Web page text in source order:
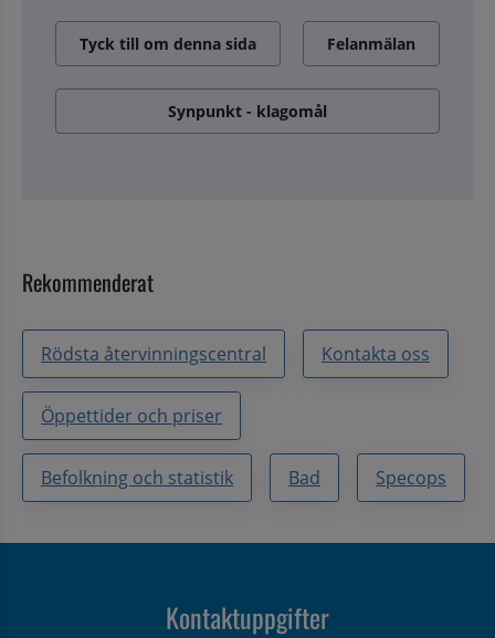
Tyck till om denna sida Felanmälan
Synpunkt - klagomål
Rekommenderat
Rödsta återvinningscentral Kontakta oss
Öppettider och priser
Befolkning och statistik Bad Specops
Kontaktuppgifter